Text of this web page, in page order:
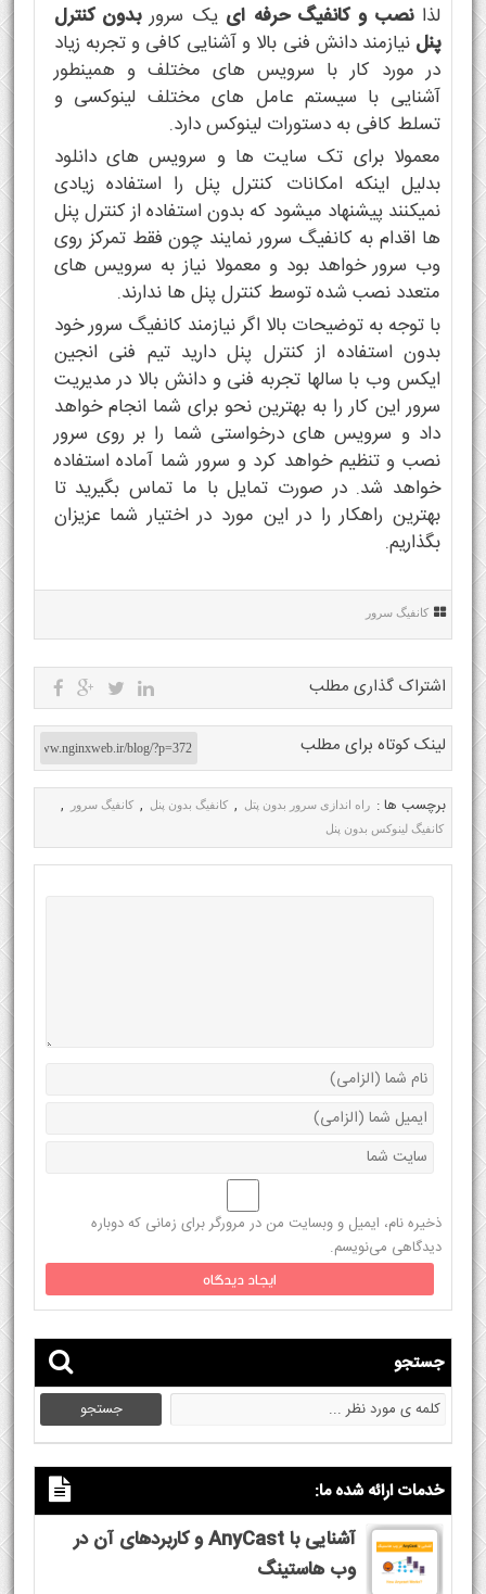
لذانصب و کانفیگ حرفه ای یک سروربدون کنترل
پنل نیازمند دانش فنی بالا و آشنایی کافی و تجربه زیاد
در مورد کار با سرویس های مختلف و همینطور
آشنایی با سیستم عامل های مختلف لینوکسی و
تسلط کافی به دستورات لینوکس دارد.
معمولا برای تک سایت ها و سرویس های دانلود
بدلیل اینکه امکانات کنترل پنل را استفاده زیادی
نمیکنند پیشنهاد میشود که بدون استفاده از کنترل پنل
ها اقدام به کانفیگ سرور نمایند چون فقط تمرکز روی
وب سرور خواهد بود و معمولا نیاز به سرویس های
متعدد نصب شده توسط کنترل پنل ها ندارند.
با توجه به توضیحات بالا اگر نیازمند کانفیگ سرور خود
بدون استفاده از کنترل پنل دارید تیم فنی انجین
ایکس وب با سالها تجربه فنی و دانش بالا در مدیریت
سرور این کار را به بهترین نحو برای شما انجام خواهد
داد و سرویس های درخواستی شما را بر روی سرور
نصب و تنظیم خواهد کرد و سرور شما آماده استفاده
خواهد شد. در صورت تمایل با ما تماس بگیرید تا
بهترین راهکار را در این مورد در اختیار شما عزیزان
بگذاریم.
کانفیگ سرور
اشتراک گذاری مطلب
لینک کوتاه برای مطلب
برچسب ها : راه اندازی سرور بدون پتل , کانفیگ بدون پنل , کانفیگ سرور ,
کانفیگ لینوکس بدون پنل
ذخیره نام، ایمیل و وبسایت من در مرورگر برای زمانی که دوباره
دیدگاهی می‌نویسم.
جستجو
خدمات ارائه شده ما:
آشنایی با AnyCast و کاربردهای آن در
وب هاستینگ